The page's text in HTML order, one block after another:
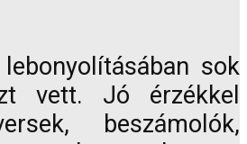
sok
vett. Jó érzékkel
beszámolók,